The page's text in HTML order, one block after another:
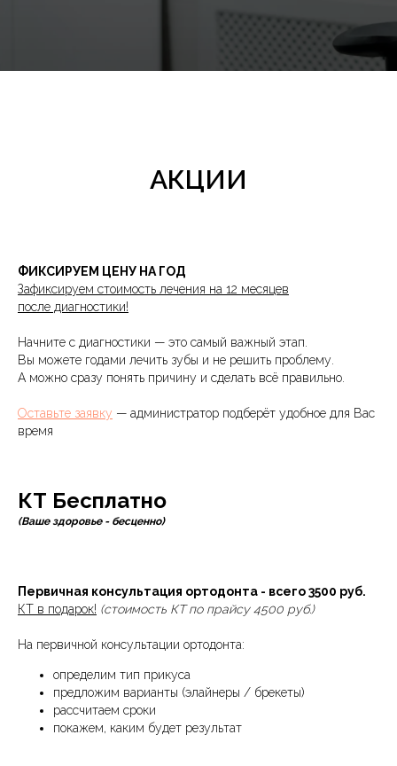
АКЦИИ
ФИКСИРУЕМ ЦЕНУ НА ГОД
Зафиксируем стоимость лечения на 12 месяцев
после диагностики!
Начните с диагностики — это самый важный этап.
Вы можете годами лечить зубы и не решить проблему.
А можно сразу понять причину и сделать всё правильно.
Оставьте заявку — администратор подберёт удобное для Вас
время
КТ Бесплатно
(Ваше здоровье - бесценно)
Первичная консультация ортодонта - всего 3500 руб.
КТ в подарок! (стоимость КТ по прайсу 4500 руб.)
На первичной консультации ортодонта:
определим тип прикуса
предложим варианты (элайнеры / брекеты)
рассчитаем сроки
покажем, каким будет результат